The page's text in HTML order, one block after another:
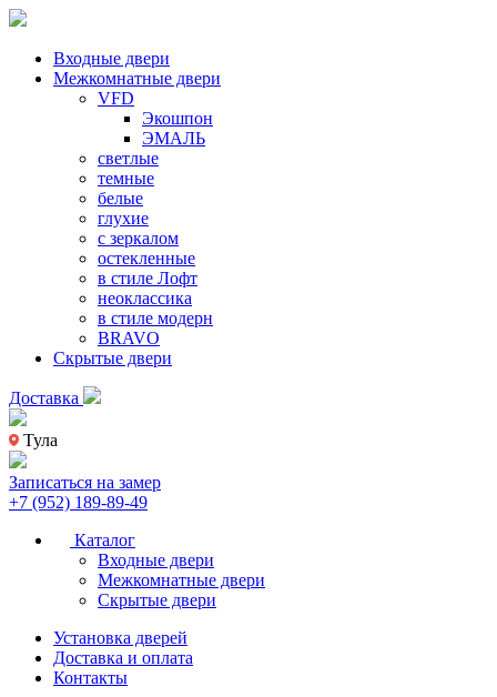
Входные двери
Межкомнатные двери
VFD
Экошпон
ЭМАЛЬ
светлые
темные
белые
глухие
с зеркалом
остекленные
в стиле Лофт
неоклассика
в стиле модерн
BRAVO
Скрытые двери
Доставка
Тула
Записаться на замер
+7 (952) 189-89-49
Каталог
Входные двери
Межкомнатные двери
Скрытые двери
Установка дверей
Доставка и оплата
Контакты